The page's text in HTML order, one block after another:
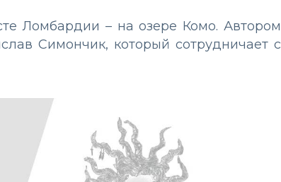
Ломбардии – на озере Комо. Автором
Симончик, который сотрудничает с